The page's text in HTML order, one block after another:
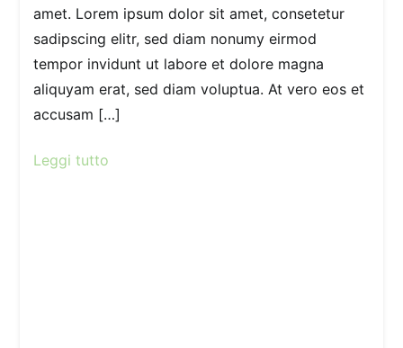
amet. Lorem ipsum dolor sit amet, consetetur
sadipscing elitr, sed diam nonumy eirmod
tempor invidunt ut labore et dolore magna
aliquyam erat, sed diam voluptua. At vero eos et
accusam […]
Leggi tutto